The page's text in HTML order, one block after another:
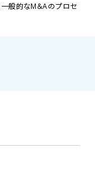
般的なM&Aのプロセ